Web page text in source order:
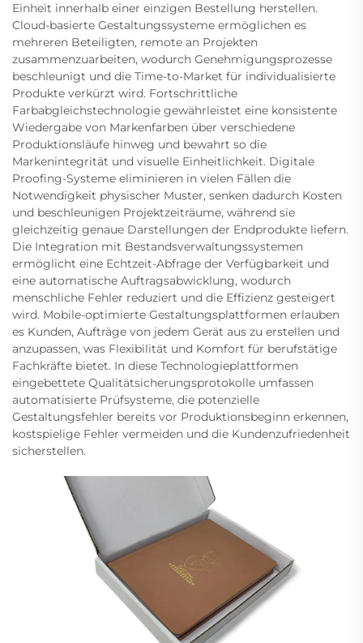
Einheit innerhalb einer einzigen Bestellung herstellen.
Cloud-basierte Gestaltungssysteme ermöglichen es
mehreren Beteiligten, remote an Projekten
zusammenzuarbeiten, wodurch Genehmigungsprozesse
beschleunigt und die Time-to-Market für individualisierte
Produkte verkürzt wird. Fortschrittliche
Farbabgleichstechnologie gewährleistet eine konsistente
Wiedergabe von Markenfarben über verschiedene
Produktionsläufe hinweg und bewahrt so die
Markenintegrität und visuelle Einheitlichkeit. Digitale
Proofing-Systeme eliminieren in vielen Fällen die
Notwendigkeit physischer Muster, senken dadurch Kosten
und beschleunigen Projektzeiträume, während sie
gleichzeitig genaue Darstellungen der Endprodukte liefern.
Die Integration mit Bestandsverwaltungssystemen
ermöglicht eine Echtzeit-Abfrage der Verfügbarkeit und
eine automatische Auftragsabwicklung, wodurch
menschliche Fehler reduziert und die Effizienz gesteigert
wird. Mobile-optimierte Gestaltungsplattformen erlauben
es Kunden, Aufträge von jedem Gerät aus zu erstellen und
anzupassen, was Flexibilität und Komfort für berufstätige
Fachkräfte bietet. In diese Technologieplattformen
eingebettete Qualitätsicherungsprotokolle umfassen
automatisierte Prüfsysteme, die potenzielle
Gestaltungsfehler bereits vor Produktionsbeginn erkennen,
kostspielige Fehler vermeiden und die Kundenzufriedenheit
sicherstellen.